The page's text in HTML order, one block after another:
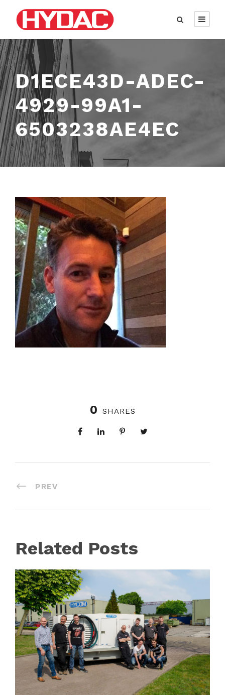
D1ECE43D-ADEC-
4929-99A1-
6503238AE4EC
0 SHARES
PREV
Related Posts